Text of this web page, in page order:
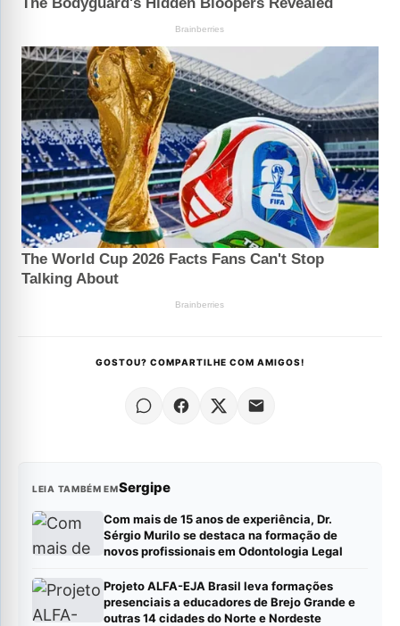
GOSTOU? COMPARTILHE COM AMIGOS!
LEIA TAMBÉM EMSergipe
Com mais de 15 anos de experiência, Dr.
Sérgio Murilo se destaca na formação de
novos profissionais em Odontologia Legal
Projeto ALFA-EJA Brasil leva formações
presenciais a educadores de Brejo Grande e
outras 14 cidades do Norte e Nordeste